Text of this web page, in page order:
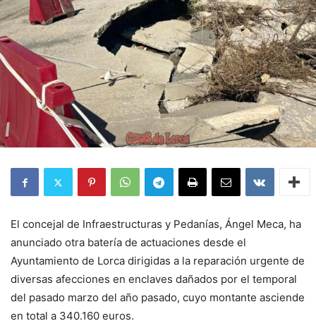
El concejal de Infraestructuras y Pedanías, Ángel Meca, ha
anunciado otra batería de actuaciones desde el
Ayuntamiento de Lorca dirigidas a la reparación urgente de
diversas afecciones en enclaves dañados por el temporal
del pasado marzo del año pasado, cuyo montante asciende
en total a 340.160 euros.